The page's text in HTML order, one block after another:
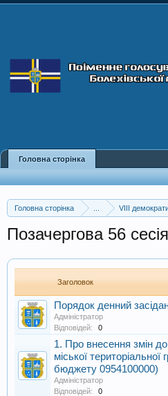
Головна сторінка VIII
Позачергова 56 сесія
Заголовок
Порядок денний
Адміністратор
Відповідей:
0
1. Про внесення змін
міської
бюджету 0954100000)
Адміністратор
Відповідей:
0
Головна сторінка